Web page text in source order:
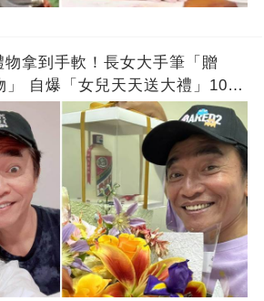
拿到手軟！長女大手筆「贈
」 自爆「女兒天天送大禮」10年